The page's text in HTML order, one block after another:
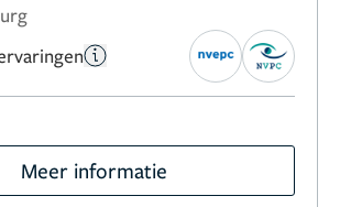
Meer informatie